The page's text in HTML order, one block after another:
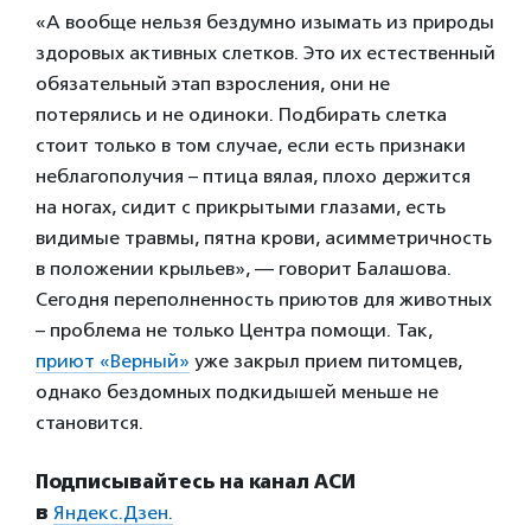
«А вообще нельзя бездумно изымать из природы
здоровых активных слетков. Это их естественный
обязательный этап взросления, они не
потерялись и не одиноки. Подбирать слетка
стоит только в том случае, если есть признаки
неблагополучия – птица вялая, плохо держится
на ногах, сидит с прикрытыми глазами, есть
видимые травмы, пятна крови, асимметричность
в положении крыльев», — говорит Балашова.
Сегодня переполненность приютов для животных
– проблема не только Центра помощи. Так,
приют «Верный» уже закрыл прием питомцев,
однако бездомных подкидышей меньше не
становится.
Подписывайтесь на канал АСИ
в Яндекс.Дзен.